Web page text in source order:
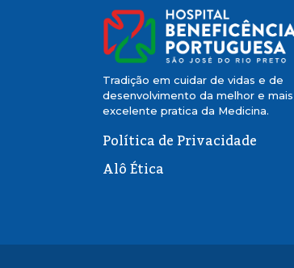
Tradição em cuidar de vidas e de
desenvolvimento da melhor e mais
excelente pratica da Medicina.
Política de Privacidade
Alô Ética